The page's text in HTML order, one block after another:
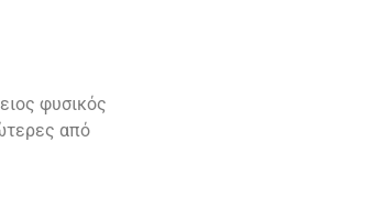
φυσικός
από